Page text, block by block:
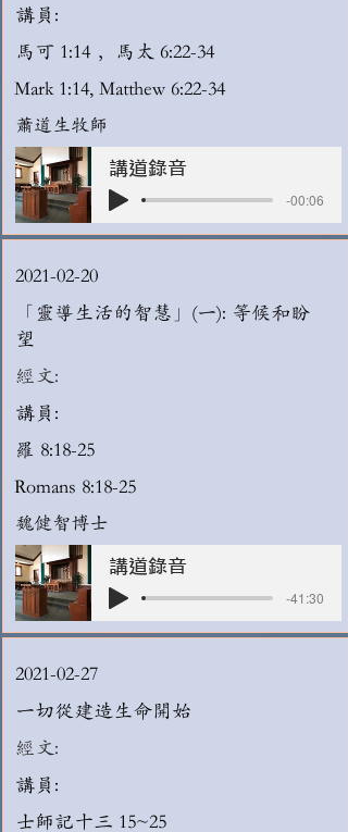
講員:
馬可 1:14 ，馬太 6:22-34
Mark 1:14, Matthew 6:22-34
蕭道生牧師
講道錄音
-00:06
2021-02-20
「靈導生活的智慧」(一): 等候和盼
望
經文:
講員:
羅 8:18-25
Romans 8:18-25
魏健智博士
講道錄音
-41:30
2021-02-27
一切從建造生命開始
經文:
講員:
士師記十三 15~25